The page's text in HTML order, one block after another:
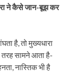
ने कैसे जान-बूझ कर
है, तो मुख्‍यधारा
सामने आता है-
नास्तिक भी है